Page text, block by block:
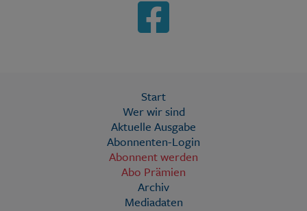
Start
Wer wir sind
Aktuelle Ausgabe
Abonnenten-Login
Abonnent werden
Abo Prämien
Archiv
Mediadaten